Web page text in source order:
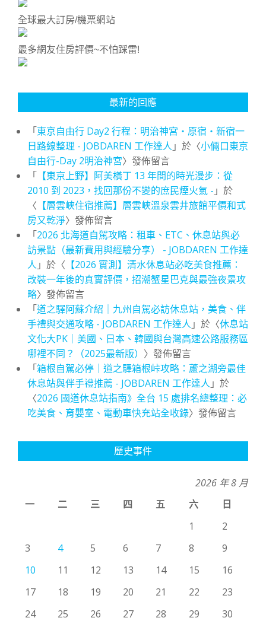
全球最大訂房/機票網站
最多網友住房評價~不怕踩雷!
最新的回應
「東京自由行 Day2 行程：明治神宮・原宿・新宿一
日路線整理 - JOBDAREN 工作達人 」於〈小倆口東京
自由行-Day 2明治神宮〉發佈留言
「 【東京上野】阿美橫丁 13 年間的時光漫步：從
2010 到 2023，找回那份不變的庶民煙火氣 - 」於
〈 【層雲峽住宿推薦】層雲峽溫泉雲井旅館平價和式
房又乾淨〉發佈留言
「2026 北海道自駕攻略：租車、ETC、休息站與必
訪景點（最新費用與經驗分享） - JOBDAREN 工作達
人 」於〈 【2026 實測】清水休息站必吃美食推薦：
改裝一年後的真實評價，招潮蟹星巴克與最強夜景攻
略〉發佈留言
「道之驛阿蘇介紹｜九州自駕必訪休息站，美食、伴
手禮與交通攻略 - JOBDAREN 工作達人 」於〈休息站
文化大PK｜美國、日本、韓國與台灣高速公路服務區
哪裡不同？（2025最新版） 〉發佈留言
「箱根自駕必停｜道之驛箱根峠攻略：蘆之湖旁最佳
休息站與伴手禮推薦 - JOBDAREN 工作達人 」於
〈2026 國道休息站指南》全台 15 處排名總整理：必
吃美食、育嬰室、電動車快充站全收錄〉發佈留言
歷史事件
2026 年 8 月
一
二 三 四 五 六
日
1
2
3
4 5 6 7 8
9
10
11 12 13 14 15
16
17
18 19 20 21 22
23
24
25 26 27 28 29
30